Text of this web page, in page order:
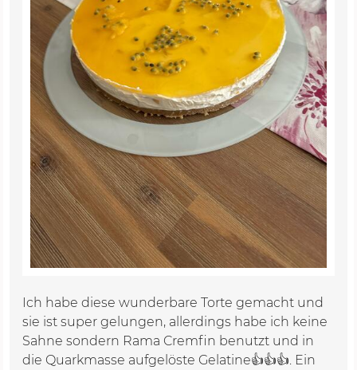
Ich habe diese wunderbare Torte gemacht und
sie ist super gelungen, allerdings habe ich keine
Sahne sondern Rama Cremfin benutzt und in
die Quarkmasse aufgelöste Gelatine👍👍👍. Ein